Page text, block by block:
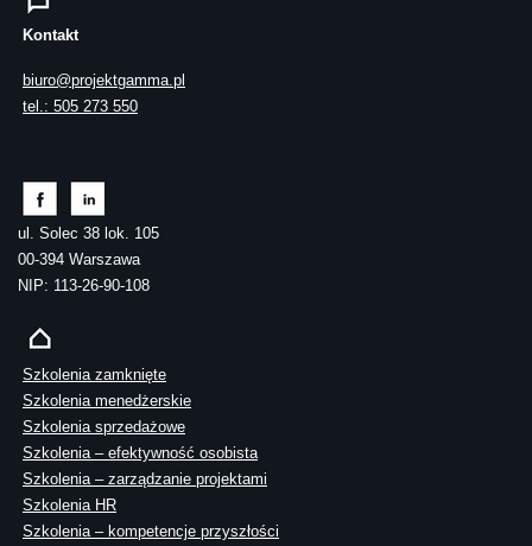
Kontakt
biuro@projektgamma.pl
tel.: 505 273 550
ul. Solec 38 lok. 105
00-394 Warszawa
NIP: 113-26-90-108
Szkolenia zamknięte
Szkolenia menedżerskie
Szkolenia sprzedażowe
Szkolenia – efektywność osobista
Szkolenia – zarządzanie projektami
Szkolenia HR
Szkolenia – kompetencje przyszłości